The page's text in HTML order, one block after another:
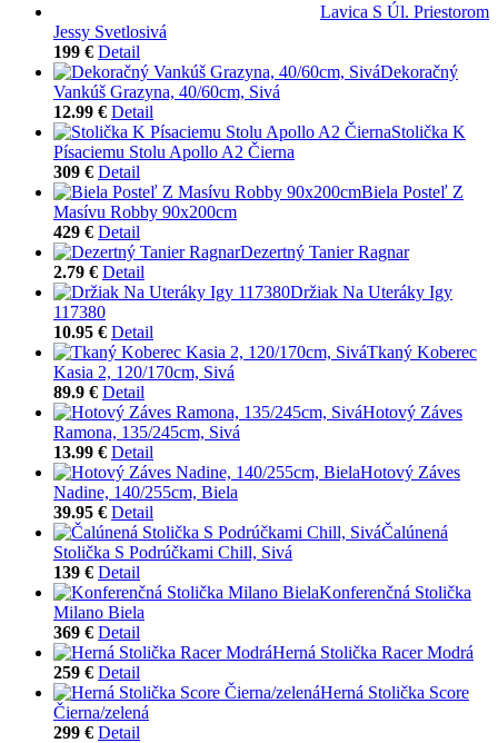
Lavica S Úl. Priestorom
Jessy Svetlosivá
199 € Detail
Dekoračný
Vankúš Grazyna, 40/60cm, Sivá
12.99 € Detail
Stolička K
Písaciemu Stolu Apollo A2 Čierna
309 € Detail
Biela Posteľ Z
Masívu Robby 90x200cm
429 € Detail
Dezertný Tanier Ragnar
2.79 € Detail
Držiak Na Uteráky Igy
117380
10.95 € Detail
Tkaný Koberec
Kasia 2, 120/170cm, Sivá
89.9 € Detail
Hotový Záves
Ramona, 135/245cm, Sivá
13.99 € Detail
Hotový Záves
Nadine, 140/255cm, Biela
39.95 € Detail
Čalúnená
Stolička S Podrúčkami Chill, Sivá
139 € Detail
Konferenčná Stolička
Milano Biela
369 € Detail
Herná Stolička Racer Modrá
259 € Detail
Herná Stolička Score
Čierna/zelená
299 € Detail